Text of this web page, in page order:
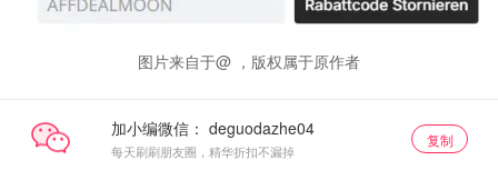
图片来自于@ ，版权属于原作者
加小编微信：
每天刷刷朋友圈，精华折扣不漏掉
复制